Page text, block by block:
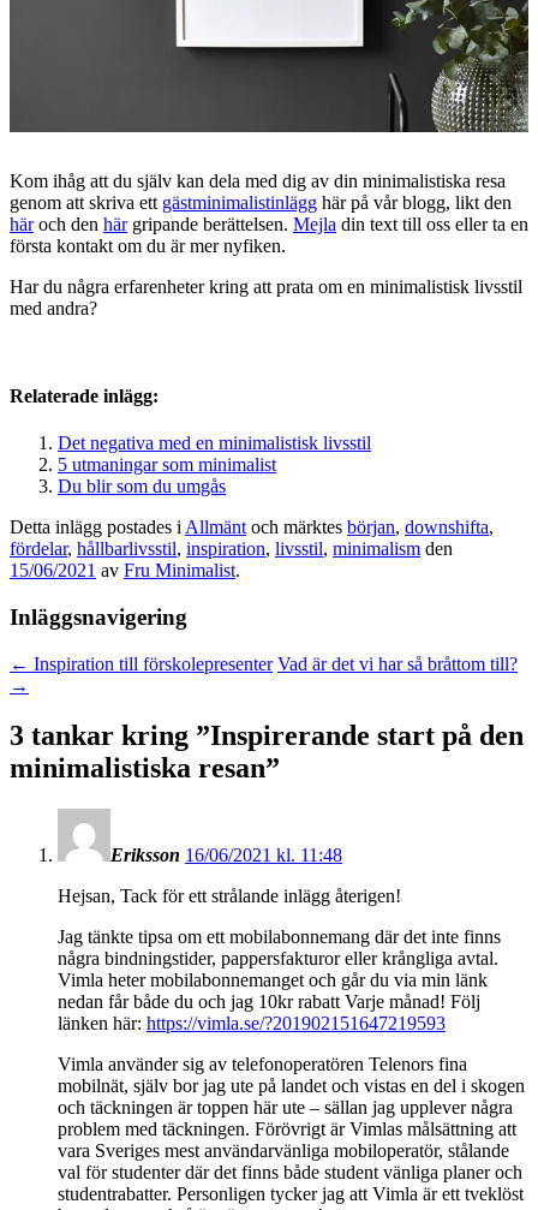
Kom ihåg att du själv kan dela med dig av din minimalistiska resa
genom att skriva ett gästminimalistinlägg här på vår blogg, likt den
häroch den härgripande berättelsen. Mejla din text till oss eller ta en
första kontakt om du är mer nyfiken.
Har du några erfarenheter kring att prata om en minimalistisk livsstil
med andra?
Relaterade inlägg:
Det negativa med en minimalistisk livsstil
5 utmaningar som minimalist
Du blir som du umgås
Detta inlägg postades i Allmänt och märktes början, downshifta,
fördelar, hållbarlivsstil, inspiration, livsstil, minimalism den
15/06/2021 av Fru Minimalist.
Inläggsnavigering
← Inspiration till förskolepresenter Vad är det vi har så bråttom till?
→
3 tankar kring ”Inspirerande start på den
minimalistiska resan”
Eriksson 16/06/2021 kl. 11:48
Hejsan, Tack för ett strålande inlägg återigen!
Jag tänkte tipsa om ett mobilabonnemang där det inte finns
några bindningstider, pappersfakturor eller krångliga avtal.
Vimla heter mobilabonnemanget och går du via min länk
nedan får både du och jag 10kr rabatt Varje månad! Följ
länken här: https://vimla.se/?201902151647219593
Vimla använder sig av telefonoperatören Telenors fina
mobilnät, själv bor jag ute på landet och vistas en del i skogen
och täckningen är toppen här ute – sällan jag upplever några
problem med täckningen. Förövrigt är Vimlas målsättning att
vara Sveriges mest användarvänliga mobiloperatör, stålande
val för studenter där det finns både student vänliga planer och
studentrabatter. Personligen tycker jag att Vimla är ett tveklöst